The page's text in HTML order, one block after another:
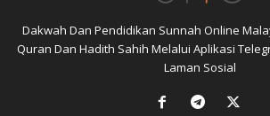
Dakwah Dan Pendidikan Sunnah Online
Quran Dan Hadith Sahih Melalui Aplikasi
Laman Sosial